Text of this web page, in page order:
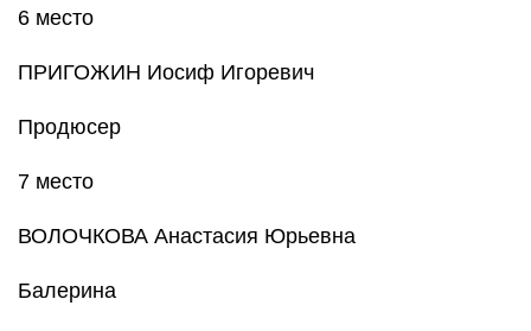
6 место
ПРИГОЖИН Иосиф Игоревич
Продюсер
7 место
ВОЛОЧКОВА Анастасия Юрьевна
Балерина